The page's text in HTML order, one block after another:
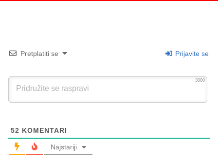
Pretplatiti se Prijavite se
3000
52 KOMENTARI
Najstariji